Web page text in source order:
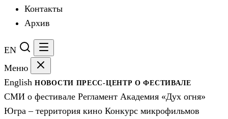
Контакты
Архив
EN
Меню
English НОВОСТИ ПРЕСС-ЦЕНТРО ФЕСТИВАЛЕ
СМИ о фестивале Регламент Академия «Дух огня»
Югра – территория кино Конкурс микрофильмов